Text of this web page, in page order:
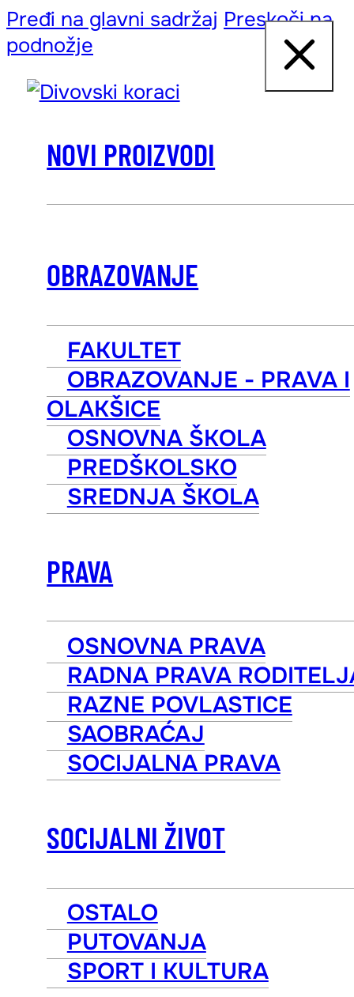
Pređi na glavni sadržaj Preskoči na
podnožje
NOVI PROIZVODI
OBRAZOVANJE
FAKULTET
OBRAZOVANJE - PRAVA I
OLAKŠICE
OSNOVNA ŠKOLA
PREDŠKOLSKO
SREDNJA ŠKOLA
PRAVA
OSNOVNA PRAVA
RADNA PRAVA
RAZNE POVLASTICE
SAOBRAĆAJ
SOCIJALNA PRAVA
SOCIJALNI ŽIVOT
OSTALO
PUTOVANJA
SPORT I KULTURA